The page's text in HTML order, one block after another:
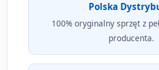
Polska
100% oryginalny sprzęt z
producenta.